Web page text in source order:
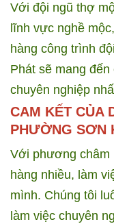
Với đội ngũ thợ
lĩnh vực nghề
hàng công trình
Phát sẽ mang
chuyên nghiệp
CAM KẾT CỦA
PHƯỜNG SƠN
Với phương châm
hàng nhiều, làm
mình. Chúng tôi
làm việc chuyên